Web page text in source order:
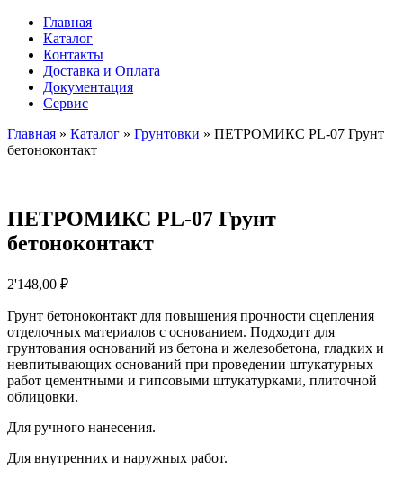
Главная
Каталог
Контакты
Доставка и Оплата
Документация
Сервис
Главная » Каталог » Грунтовки » ПЕТРОМИКС PL-07 Грунт
бетоноконтакт
ПЕТРОМИКС PL-07 Грунт
бетоноконтакт
2'148,00 ₽
Грунт бетоноконтакт для повышения прочности сцепления
отделочных материалов с основанием. Подходит для
грунтования оснований из бетона и железобетона, гладких и
невпитывающих оснований при проведении штукатурных
работ цементными и гипсовыми штукатурками, плиточной
облицовки.
Для ручного нанесения.
Для внутренних и наружных работ.